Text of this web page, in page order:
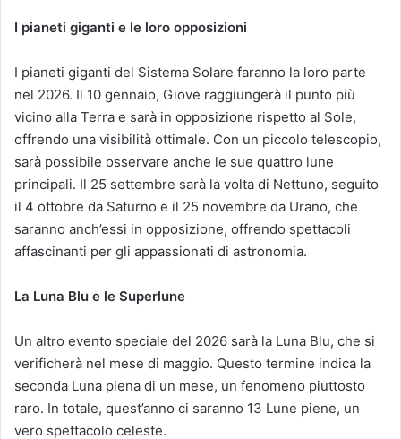
I pianeti giganti e le loro opposizioni
I pianeti giganti del Sistema Solare faranno la loro parte
nel 2026. Il 10 gennaio, Giove raggiungerà il punto più
vicino alla Terra e sarà in opposizione rispetto al Sole,
offrendo una visibilità ottimale. Con un piccolo telescopio,
sarà possibile osservare anche le sue quattro lune
principali. Il 25 settembre sarà la volta di Nettuno, seguito
il 4 ottobre da Saturno e il 25 novembre da Urano, che
saranno anch’essi in opposizione, offrendo spettacoli
affascinanti per gli appassionati di astronomia.
La Luna Blu e le Superlune
Un altro evento speciale del 2026 sarà la Luna Blu, che si
verificherà nel mese di maggio. Questo termine indica la
seconda Luna piena di un mese, un fenomeno piuttosto
raro. In totale, quest’anno ci saranno 13 Lune piene, un
vero spettacolo celeste.